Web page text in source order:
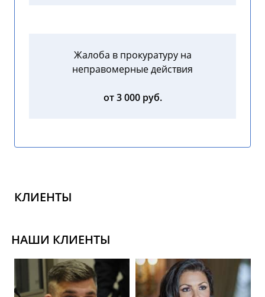
Жалоба в прокуратуру на
неправомерные действия
от 3 000 руб.
КЛИЕНТЫ
НАШИ КЛИЕНТЫ